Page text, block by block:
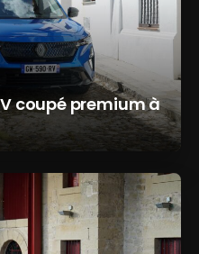
coupé premium à